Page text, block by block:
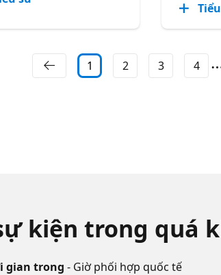
1 2 3 4
kiện trong quá
gian trong- Giờ phối hợp quốc tế